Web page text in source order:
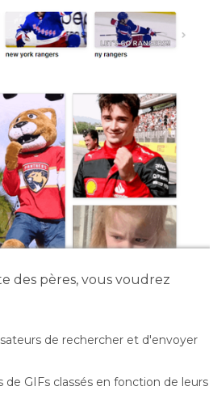
des pères, vous voudrez
de rechercher et d'envoyer
GIFs classés en fonction de leurs